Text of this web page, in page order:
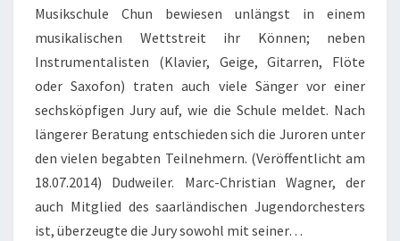
Musikschule Chun bewiesen unlängst in einem
musikalischen Wettstreit ihr Können; neben
Instrumentalisten (Klavier, Geige, Gitarren, Flöte
oder Saxofon) traten auch viele Sänger vor einer
sechsköpfigen Jury auf, wie die Schule meldet. Nach
längerer Beratung entschieden sich die Juroren unter
den vielen begabten Teilnehmern. (Veröffentlicht am
18.07.2014) Dudweiler. Marc-Christian Wagner, der
auch Mitglied des saarländischen Jugendorchesters
ist, überzeugte die Jury sowohl mit seiner…